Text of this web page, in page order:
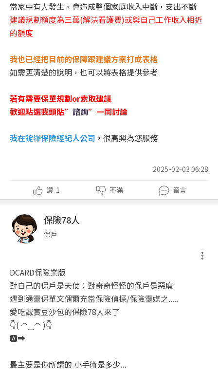
當家中有人發生、會造成整個家庭收入中斷，支出不斷
建議規劃額度為三萬(解決看護費)或與自己工作收入相近
的額度
我也已經把目前的保障跟建議方案打成表格
如需更清楚的說明，也可以將表格提供參考
若有需要保單規劃or索取建議
歡迎點選我頭貼” 諮詢” 一同討論
我在錠嵂保險經紀人公司 ，很高興為您服務
2025-02-03 06:28
讚 1 不滿 留言
保險78人
保戶
DCARD保險業版
對自己的保戶是天使；對奇奇怪怪的保戶是惡魔
遇到通靈保單文偶爾充當保險偵探/保險靈媒之.....
愛吃誠實豆沙包的保險78人來了
👇( ◠‿◠ )👇
🅰️➡️
最主要是你所謂的 小手術是多少...